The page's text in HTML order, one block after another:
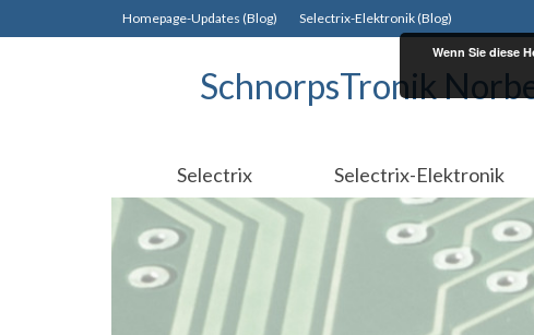
Homepage-Updates (Blog) Selectrix-Elektronik (Blog)
SchnorpsTronik
Selectrix Selectrix-Elektronik
Wenn Sie diese